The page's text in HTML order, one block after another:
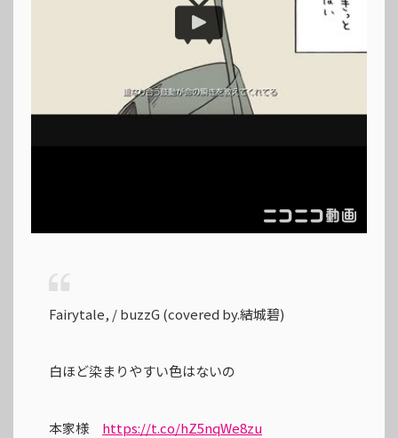
Fairytale, / buzzG (covered by.結城碧)
白ほど染まりやすい色はないの
本家様 https://t.co/hZ5nqWe8zu